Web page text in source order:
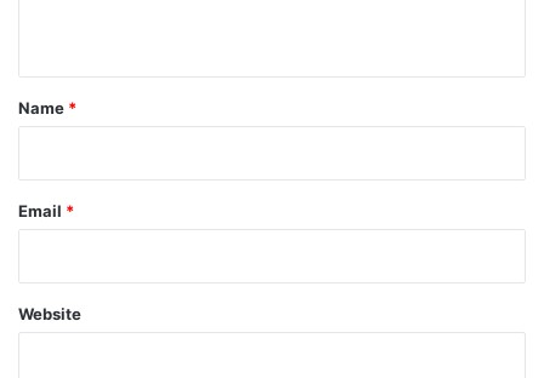
*
Name *
Email *
Website